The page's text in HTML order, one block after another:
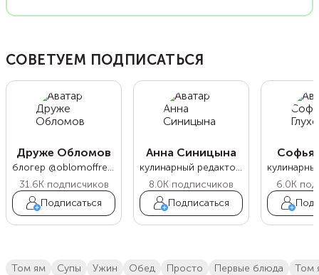
СОВЕТУЕМ ПОДПИСАТЬСЯ
Друже Обломов
блогер @oblomoffrecipe
31.6Kподписчиков
Подписаться
Анна Синицына
кулинарный редактор Food.ru
8.0K подписчиков
Подписаться
Софья
6.0K
том ям супы ужин обед просто первые блюда том